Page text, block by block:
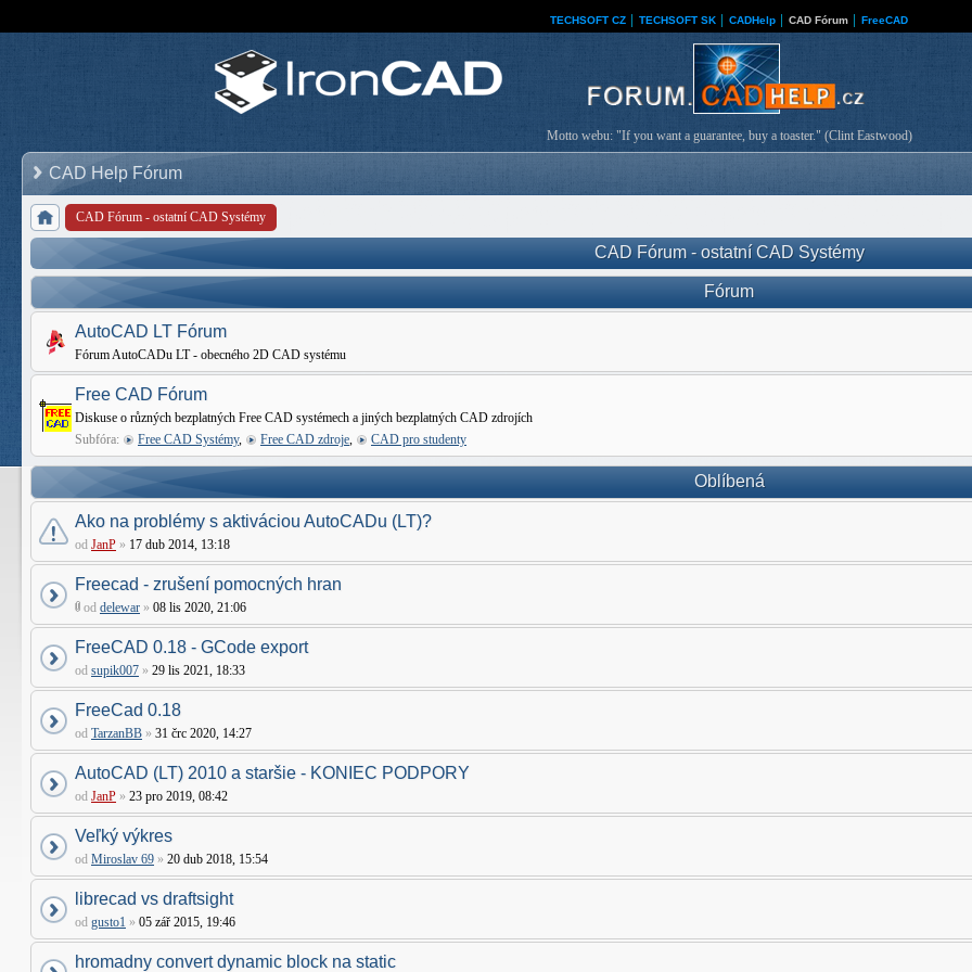
TECHSOFT CZ TECHSOFT SK CADHelp CAD Fórum FreeCAD
Motto webu: "If you want a guarantee, buy a toaster." (Clint Eastwood)
CAD Help Fórum
CAD Fórum - ostatní CAD Systémy
CAD Fórum - ostatní CAD Systémy
Fórum
AutoCAD LT Fórum
Fórum AutoCADu LT - obecného 2D CAD systému
Free CAD Fórum
Diskuse o různých bezplatných Free CAD systémech a jiných bezplatných CAD zdrojích
Subfóra:
Free CAD Systémy, Free CAD zdroje, CAD pro studenty
Oblíbená
Ako na problémy s aktiváciou AutoCADu (LT)?
od JanP » 17 dub 2014, 13:18
Freecad - zrušení pomocných hran
od delewar » 08 lis 2020, 21:06
FreeCAD 0.18 - GCode export
od supik007 » 29 lis 2021, 18:33
FreeCad 0.18
od TarzanBB » 31 črc 2020, 14:27
AutoCAD (LT) 2010 a staršie - KONIEC PODPORY
od JanP » 23 pro 2019, 08:42
Veľký výkres
od Miroslav 69 » 20 dub 2018, 15:54
librecad vs draftsight
od gusto1 » 05 zář 2015, 19:46
hromadny convert dynamic block na static